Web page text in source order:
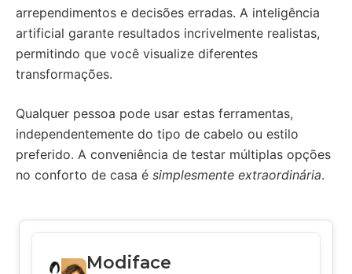
arrependimentos e decisões erradas. A inteligência
artificial garante resultados incrivelmente realistas,
permitindo que você visualize diferentes
transformações.
Qualquer pessoa pode usar estas ferramentas,
independentemente do tipo de cabelo ou estilo
preferido. A conveniência de testar múltiplas opções
no conforto de casa é simplesmente extraordinária.
Modiface